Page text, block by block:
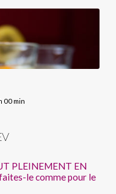
00 min
PLEINEMENT EN
le comme pour le